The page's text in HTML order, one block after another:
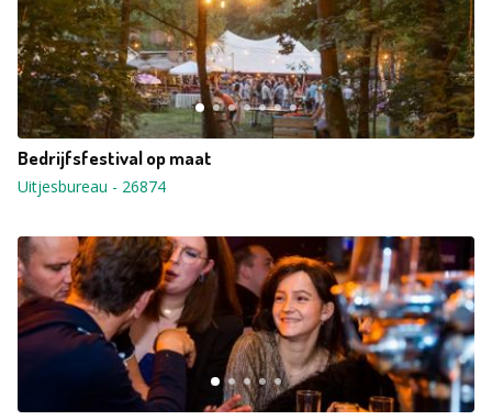
Bedrijfsfestival op maat
Uitjesbureau - 26874